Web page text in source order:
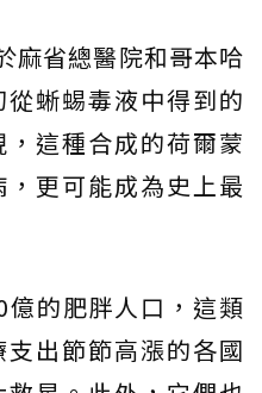
麻省總醫院和哥本哈
蜥蜴毒液中得到的
這種合成的荷爾蒙
更可能成為史上最
的肥胖人口，這類
出節節高漲的各國